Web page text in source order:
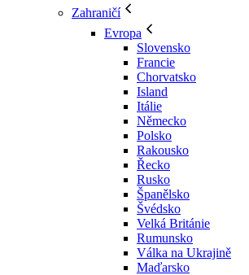
Zahraničí
Evropa
Slovensko
Francie
Chorvatsko
Island
Itálie
Německo
Polsko
Rakousko
Řecko
Rusko
Španělsko
Švédsko
Velká Británie
Rumunsko
Válka na Ukrajině
Maďarsko